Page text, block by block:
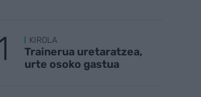
KIROLA
Trainerua uretaratzea,
urte osoko gastua